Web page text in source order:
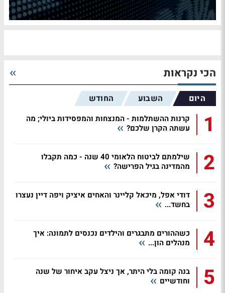
הכי נקראות
היום השבוע החודש
1
קרנות ההשתלמות - המנצחות והמפסידות ביולי; מה
עשתה הקרן שלכם?
2
שילמתם לביטוח הלאומי 40 שנה - כמה תקבלו
מהמדינה בגיל הפרישה?
3
דודי אפל, מיכאל קליינר והאחים איציק ויפה דיין נעצרו
בחשד...
4
כשההורים מתבגרים והילדים נכנסים לתמונה: איך
מנהלים הון...
5
בנה קומה בלי היתר, אך ניצל עקב איחור של שנה
וחודשיים